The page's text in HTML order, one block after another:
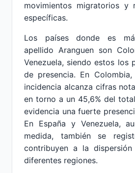
movimientos migratorios y
específicas.
Los países donde es
apellido Aranguen son
Venezuela, siendo estos los
de presencia. En
incidencia alcanza cifras
en torno a un 45,6% del
evidencia una fuerte
En España y Venezuela,
medida, también se
contribuyen a la
diferentes regiones.